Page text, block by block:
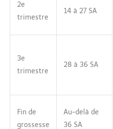
2e
trimestre
14 à 27 SA
3e
trimestre
28 à 36 SA
Fin de
grossesse
Au-delà de
36 SA